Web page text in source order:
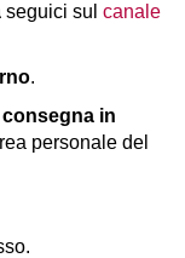
seguici sul canale
.
in
personale del